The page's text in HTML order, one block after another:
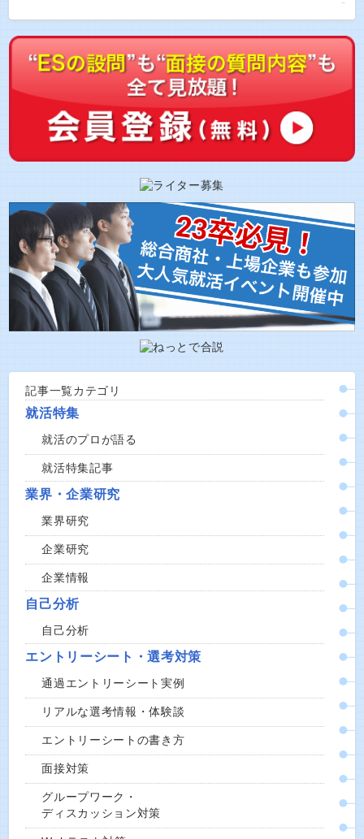
記事一覧カテゴリ
就活特集
就活のプロが語る
就活特集記事
業界・企業研究
業界研究
企業研究
企業情報
自己分析
自己分析
エントリーシート・選考対策
通過エントリーシート実例
リアルな選考情報・体験談
エントリーシートの書き方
面接対策
グループワーク・
ディスカッション対策